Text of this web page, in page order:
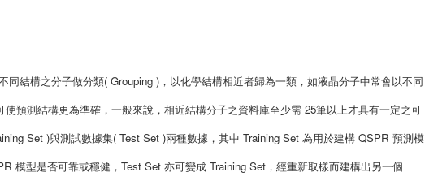
結構之分子做分類( Grouping )，以化學結構相近者歸為一類，如液晶分子中常會以不同
預測結構更為準確，一般來說，相近結構分子之資料庫至少需 25筆以上才具有一定之可
Set )與測試數據集( Test Set )兩種數據，其中 Training Set 為用於建構 QSPR 預測模
模型是否可靠或穩健，Test Set 亦可變成 Training Set，經重新取樣而建構出另一個